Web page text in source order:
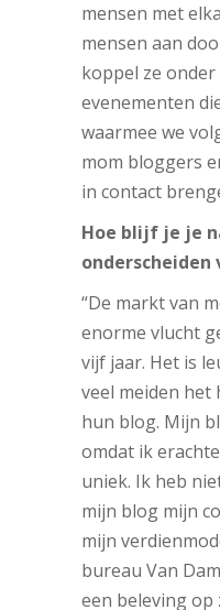
mensen met
mensen aan
koppel ze
evenementen
waarmee we
mom bloggers
in contact
Hoe blijf je je
onderscheiden
“De markt van
enorme vlucht
vijf jaar. Het is
veel meiden het
hun blog. Mijn
omdat ik
uniek. Ik heb
mijn blog mijn
mijn
bureau Van
een beleving op